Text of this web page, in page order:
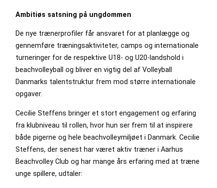
Ambitiøs satsning på ungdommen
De nye trænerprofiler får ansvaret for at planlægge og
gennemføre træningsaktiviteter, camps og internationale
turneringer for de respektive U18- og U20-landshold i
beachvolleyball og bliver en vigtig del af Volleyball
Danmarks talentstruktur frem mod større internationale
opgaver.
Cecilie Steffens bringer et stort engagement og erfaring
fra klubniveau til rollen, hvor hun ser frem til at inspirere
både pigerne og hele beachvolleymiljøet i Danmark. Cecilie
Steffens, der senest har været aktiv træner i Aarhus
Beachvolley Club og har mange års erfaring med at træne
unge spillere, udtaler: